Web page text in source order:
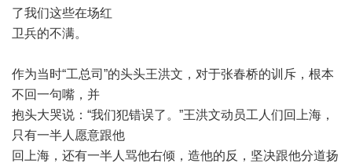
了我们这些在场红
卫兵的不满。
作为当时“工总司 ”的头头王洪文，对于张春桥的训斥，根本
不回一句嘴，并
抱头大哭说： “我们犯错误了。 ”王洪文动员工人们回上海，
只有一半人愿意跟他
回上海，还有一半人骂他右倾，造他的反，坚决跟他分道扬